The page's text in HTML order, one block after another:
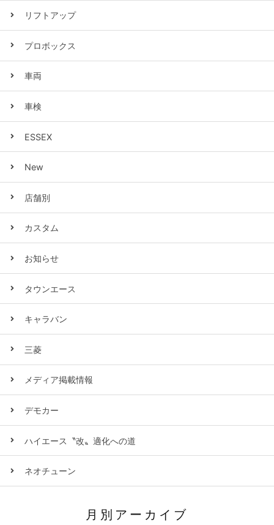
リフトアップ
プロボックス
車両
車検
ESSEX
New
店舗別
カスタム
お知らせ
タウンエース
キャラバン
三菱
メディア掲載情報
デモカー
ハイエース〝改〟適化への道
ネオチューン
月別アーカイブ